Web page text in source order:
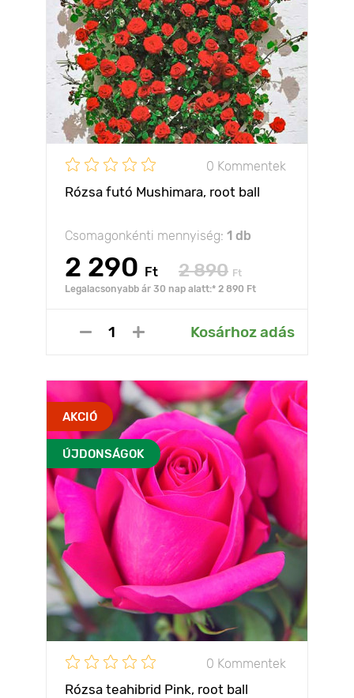
0 Kommentek
Rózsa futó Mushimara, root ball
Csomagonkénti mennyiség: 1 db
2 290 Ft 2 890 Ft
Legalacsonyabb ár 30 nap alatt:* 2 890 Ft
Kosárhoz adás
AKCIÓ
ÚJDONSÁGOK
0 Kommentek
Rózsa teahibrid Pink, root ball